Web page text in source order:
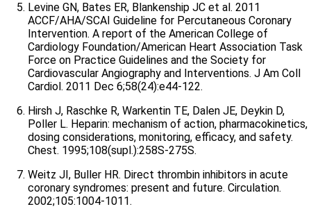
Levine GN, Bates ER, Blankenship JC et al. 2011
ACCF/AHA/SCAI Guideline for Percutaneous Coronary
Intervention. A report of the American College of
Cardiology Foundation/American Heart Association Task
Force on Practice Guidelines and the Society for
Cardiovascular Angiography and Interventions. J Am Coll
Cardiol. 2011 Dec 6;58(24):e44-122.
Hirsh J, Raschke R, Warkentin TE, Dalen JE, Deykin D,
Poller L. Heparin: mechanism of action, pharmacokinetics,
dosing considerations, monitoring, efficacy, and safety.
Chest. 1995;108(supl.):258S-275S.
Weitz JI, Buller HR. Direct thrombin inhibitors in acute
coronary syndromes: present and future. Circulation.
2002;105:1004-1011.